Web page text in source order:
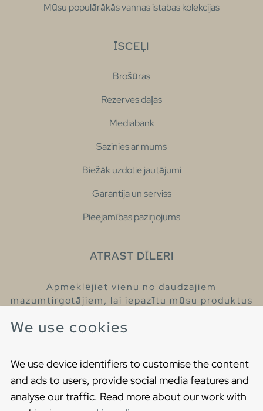
We use cookies
We use device identifiers to customise the content
and ads to users, provide social media features and
analyse our traffic. Read more about our work with
Mūsu populārākās vannas istabas kolekcijas
ĪSCEĻI
Brošūras
Rezerves daļas
Mediabank
Sazinies ar mums
Biežāk uzdotie jautājumi
Garantija un serviss
Pieejamības paziņojums
ATRAST DĪLERI
Apmeklējiet vienu no daudzajiem
mazumtirgotājiem, lai iepazītu mūsu produktus